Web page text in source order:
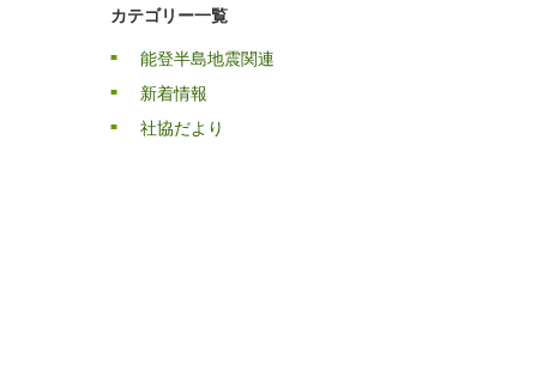
カテゴリー一覧
能登半島地震関連
新着情報
社協だより